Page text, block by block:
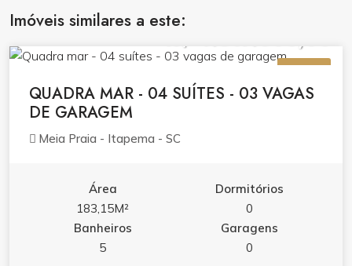
Imóveis similares a este:
VENDA
QUADRA MAR - 04 SUÍTES - 03 VAGAS
DE GARAGEM
Meia Praia - Itapema - SC
Área
183,15M²
Dormitórios
0
Banheiros
5
Garagens
0